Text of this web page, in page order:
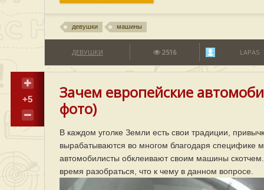
девушки машины
ДЕВУШКИ 2516 LAPAS
+5
Зачем европейские
фото)
В каждом уголке Земли есть свои традиции,
вырабатываются во многом благодаря специфике
автомобилисты обклеивают своим машины
время разобраться, что к чему в данном вопросе.